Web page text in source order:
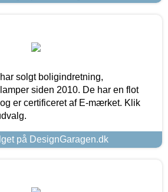
solgt boligindretning,
siden 2010. De har en flot
er certificeret af E-mærket. Klik
på DesignGaragen.dk